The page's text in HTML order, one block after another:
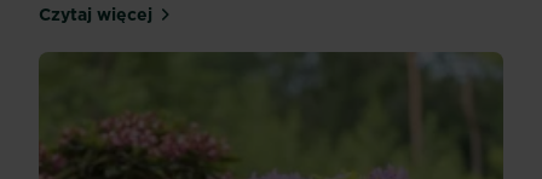
Czytaj więcejProblemy w uprawie storczyków